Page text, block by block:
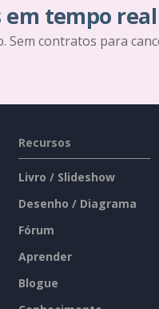
em tempo real
Sem contratos para
Recursos
Livro / Slideshow
Desenho / Diagrama
Fórum
Aprender
Blogue